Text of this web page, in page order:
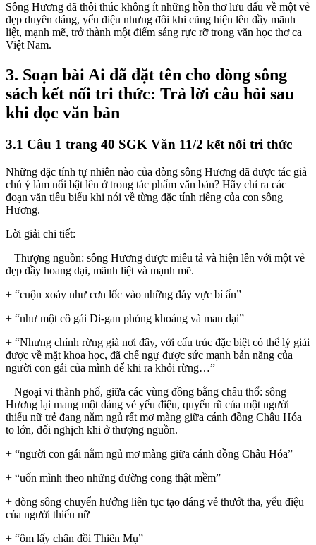
Sông Hương đã thôi thúc không ít những hồn thơ lưu dấu về một vẻ
đẹp duyên dáng, yểu điệu nhưng đôi khi cũng hiện lên đầy mãnh
liệt, mạnh mẽ, trở thành một điểm sáng rực rỡ trong văn học thơ ca
Việt Nam.
3. Soạn bài Ai đã đặt tên cho dòng sông
sách kết nối tri thức: Trả lời câu hỏi sau
khi đọc văn bản
3.1 Câu 1 trang 40 SGK Văn 11/2 kết nối tri thức
Những đặc tính tự nhiên nào của dòng sông Hương đã được tác giả
chú ý làm nổi bật lên ở trong tác phẩm văn bản? Hãy chỉ ra các
đoạn văn tiêu biểu khi nói về từng đặc tính riêng của con sông
Hương.
Lời giải chi tiết:
– Thượng nguồn: sông Hương được miêu tả và hiện lên với một vẻ
đẹp đầy hoang dại, mãnh liệt và mạnh mẽ.
+ “cuộn xoáy như cơn lốc vào những đáy vực bí ẩn”
+ “như một cô gái Di-gan phóng khoáng và man dại”
+ “Nhưng chính rừng già nơi đây, với cấu trúc đặc biệt có thể lý giải
được về mặt khoa học, đã chế ngự được sức mạnh bản năng của
người con gái của mình để khi ra khỏi rừng…”
– Ngoại vi thành phố, giữa các vùng đồng bằng châu thổ: sông
Hương lại mang một dáng vẻ yểu điệu, quyến rũ của một người
thiếu nữ trẻ đang nằm ngủ rất mơ màng giữa cánh đồng Châu Hóa
to lớn, đối nghịch khi ở thượng nguồn.
+ “người con gái nằm ngủ mơ màng giữa cánh đồng Châu Hóa”
+ “uốn mình theo những đường cong thật mềm”
+ dòng sông chuyển hướng liên tục tạo dáng vẻ thướt tha, yểu điệu
của người thiếu nữ
+ “ôm lấy chân đồi Thiên Mụ”